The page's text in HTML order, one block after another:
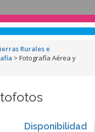
Rurales e
> Fotografía Aérea y
Disponibilidad